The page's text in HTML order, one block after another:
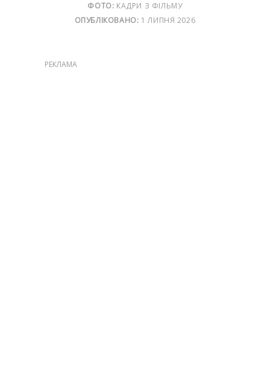
ФОТО: КАДРИ З ФІЛЬМУ
ОПУБЛІКОВАНО: 1 ЛИПНЯ 2026